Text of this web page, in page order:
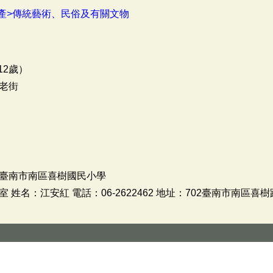
>傳統藝術、民俗及有關文物
歲）
街
南市南區喜樹國民小學
姓名：江安紅 電話：06-2622462 地址：702臺南市南區喜樹